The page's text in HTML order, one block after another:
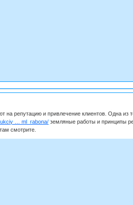
на репутацию и привлечение клиентов. Одна из
… ml_rabona/ земляные работы и принципы
смотрите.